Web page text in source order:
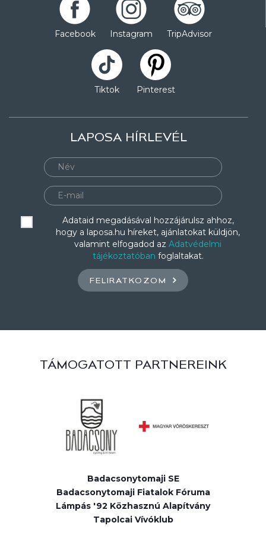
Facebook Instagram TripAdvisor
Tiktok Pinterest
LAPOSA HÍRLEVÉL
Adataid megadásával hozzájárulsz ahhoz,
hogy a laposa.hu híreket, ajánlatokat küldjön,
valamint elfogadod az Adatvédelmi
tájékoztatóban foglaltakat.
FELIRATKOZOM
TÁMOGATOTT PARTNEREINK
Badacsonytomaji SE
Badacsonytomaji Fiatalok Fóruma
Lámpás '92 Közhasznú Alapítvány
Tapolcai Vívóklub